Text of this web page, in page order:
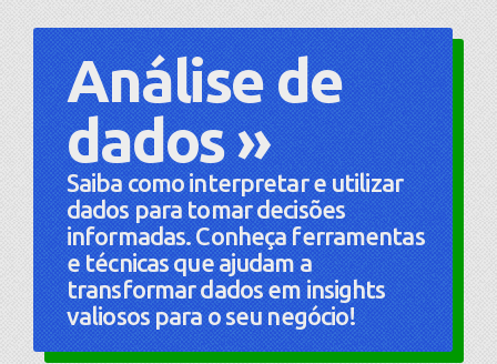
Análise de
dados »
Saiba como interpretar e utilizar
dados para tomar decisões
informadas. Conheça ferramentas
e técnicas que ajudam a
transformar dados em insights
valiosos para o seu negócio!